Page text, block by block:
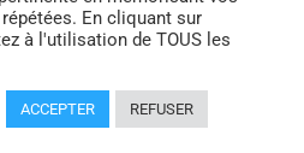
En cliquant sur
à l'utilisation de TOUS les
ACCEPTER REFUSER